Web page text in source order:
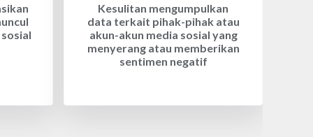
Kesulitan mengumpulkan
data terkait pihak-pihak atau
akun-akun media sosial yang
menyerang atau memberikan
sentimen negatif